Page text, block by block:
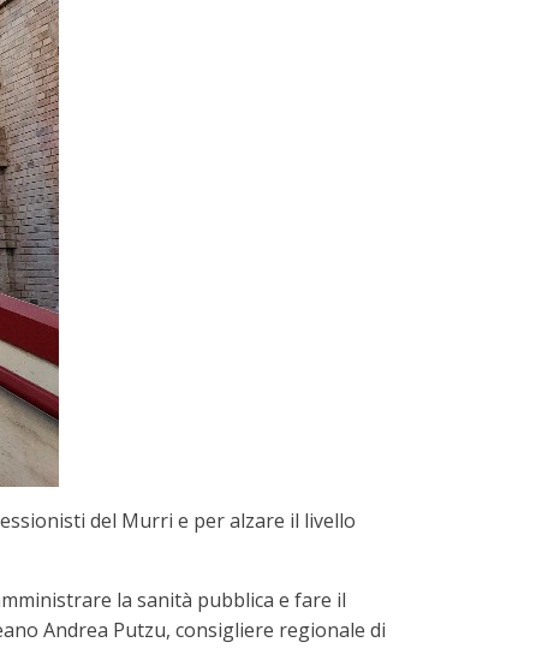
del Murri e per alzare il livello
la sanità pubblica e fare il
Andrea Putzu, consigliere regionale di